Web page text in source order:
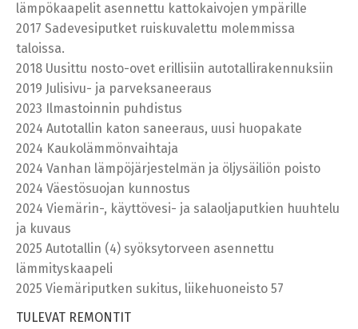
lämpökaapelit asennettu kattokaivojen ympärille
2017 Sadevesiputket ruiskuvalettu molemmissa
taloissa.
2018 Uusittu nosto-ovet erillisiin autotallirakennuksiin
2019 Julisivu- ja parveksaneeraus
2023 Ilmastoinnin puhdistus
2024 Autotallin katon saneeraus, uusi huopakate
2024 Kaukolämmönvaihtaja
2024 Vanhan lämpöjärjestelmän ja öljysäiliön poisto
2024 Väestösuojan kunnostus
2024 Viemärin-, käyttövesi- ja salaoljaputkien huuhtelu
ja kuvaus
2025 Autotallin (4) syöksytorveen asennettu
lämmityskaapeli
2025 Viemäriputken sukitus, liikehuoneisto 57
TULEVAT REMONTIT